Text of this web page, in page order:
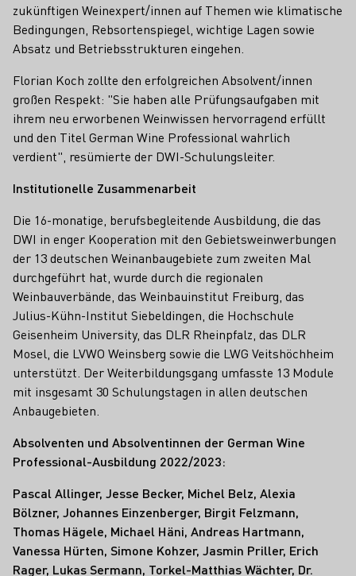
zukünftigen Weinexpert/innen auf Themen wie klimatische
Bedingungen, Rebsortenspiegel, wichtige Lagen sowie
Absatz und Betriebsstrukturen eingehen.
Florian Koch zollte den erfolgreichen Absolvent/innen
großen Respekt: "Sie haben alle Prüfungsaufgaben mit
ihrem neu erworbenen Weinwissen hervorragend erfüllt
und den Titel German Wine Professional wahrlich
verdient", resümierte der DWI-Schulungsleiter.
Institutionelle Zusammenarbeit
Die 16-monatige, berufsbegleitende Ausbildung, die das
DWI in enger Kooperation mit den Gebietsweinwerbungen
der 13 deutschen Weinanbaugebiete zum zweiten Mal
durchgeführt hat, wurde durch die regionalen
Weinbauverbände, das Weinbauinstitut Freiburg, das
Julius-Kühn-Institut Siebeldingen, die Hochschule
Geisenheim University, das DLR Rheinpfalz, das DLR
Mosel, die LVWO Weinsberg sowie die LWG Veitshöchheim
unterstützt. Der Weiterbildungsgang umfasste 13 Module
mit insgesamt 30 Schulungstagen in allen deutschen
Anbaugebieten.
Absolventen und Absolventinnen der German Wine
Professional-Ausbildung 2022/2023:
Pascal Allinger, Jesse Becker, Michel Belz, Alexia
Bölzner, Johannes Einzenberger, Birgit Felzmann,
Thomas Hägele, Michael Häni, Andreas Hartmann,
Vanessa Hürten, Simone Kohzer, Jasmin Priller, Erich
Rager, Lukas Sermann, Torkel-Matthias Wächter, Dr.